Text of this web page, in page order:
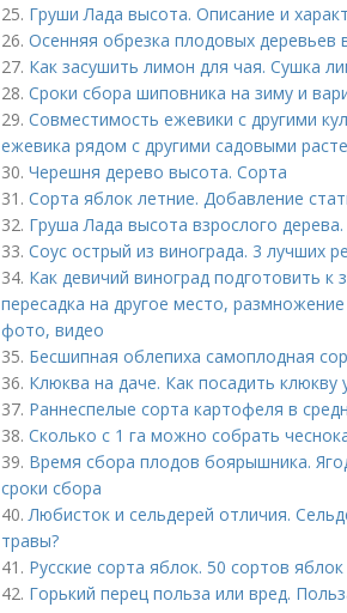
25. Груши Лада высота. Описание и
26. Осенняя обрезка плодовых деревьев
27. Как засушить лимон для чая. Сушка
28. Сроки сбора шиповника на зиму и
29. Совместимость ежевики с другими
ежевика рядом с другими садовыми
30. Черешня дерево высота. Сорта
31. Сорта яблок летние. Добавление
32. Груша Лада высота взрослого
33. Соус острый из винограда. 3 лучших
34. Как девичий виноград подготовить к
пересадка на другое место,
фото, видео
35. Бесшипная облепиха самоплодная
36. Клюква на даче. Как посадить клюкву
37. Раннеспелые сорта картофеля в
38. Сколько с 1 га можно собрать
39. Время сбора плодов боярышника.
сроки сбора
40.Любисток и сельдерей отличия.
травы?
41. Русские сорта яблок. 50 сортов
42. Горький перец польза или вред.